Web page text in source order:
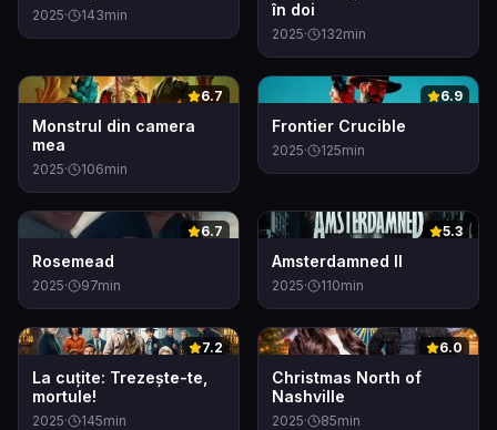
2025· 143min
în doi
2025· 132min
0 6.7
Monstrul din camera
mea
2025· 106min
0 6.9
Frontier Crucible
2025· 125min
0 6.7
Rosemead
2025· 97min
0 5.3
Amsterdamned II
2025· 110min
0 7.2
La cuțite: Trezește-te,
mortule!
2025· 145min
0 6.0
Christmas North of
Nashville
2025· 85min